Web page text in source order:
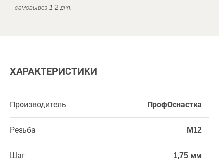
самовывоз 1-2 дня.
ХАРАКТЕРИСТИКИ
Производитель ПрофОснастка
Резьба M12
Шаг 1,75 мм